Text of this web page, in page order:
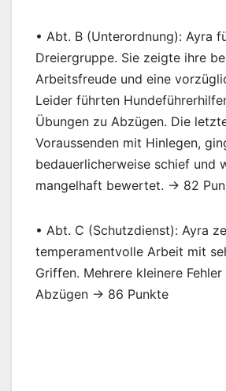
• Abt. B (Unterordnung): Ayra
Dreiergruppe. Sie zeigte ihre
Arbeitsfreude und eine
Leider führten
Übungen zu Abzügen. Die
Voraussenden mit Hinlegen,
bedauerlicherweise schief und
mangelhaft bewertet. → 82
• Abt. C (Schutzdienst): Ayra
temperamentvolle Arbeit mit
Griffen. Mehrere kleinere
Abzügen → 86 Punkte